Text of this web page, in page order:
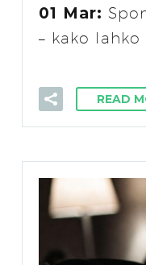
01 Mar:
– kako lahko
READ